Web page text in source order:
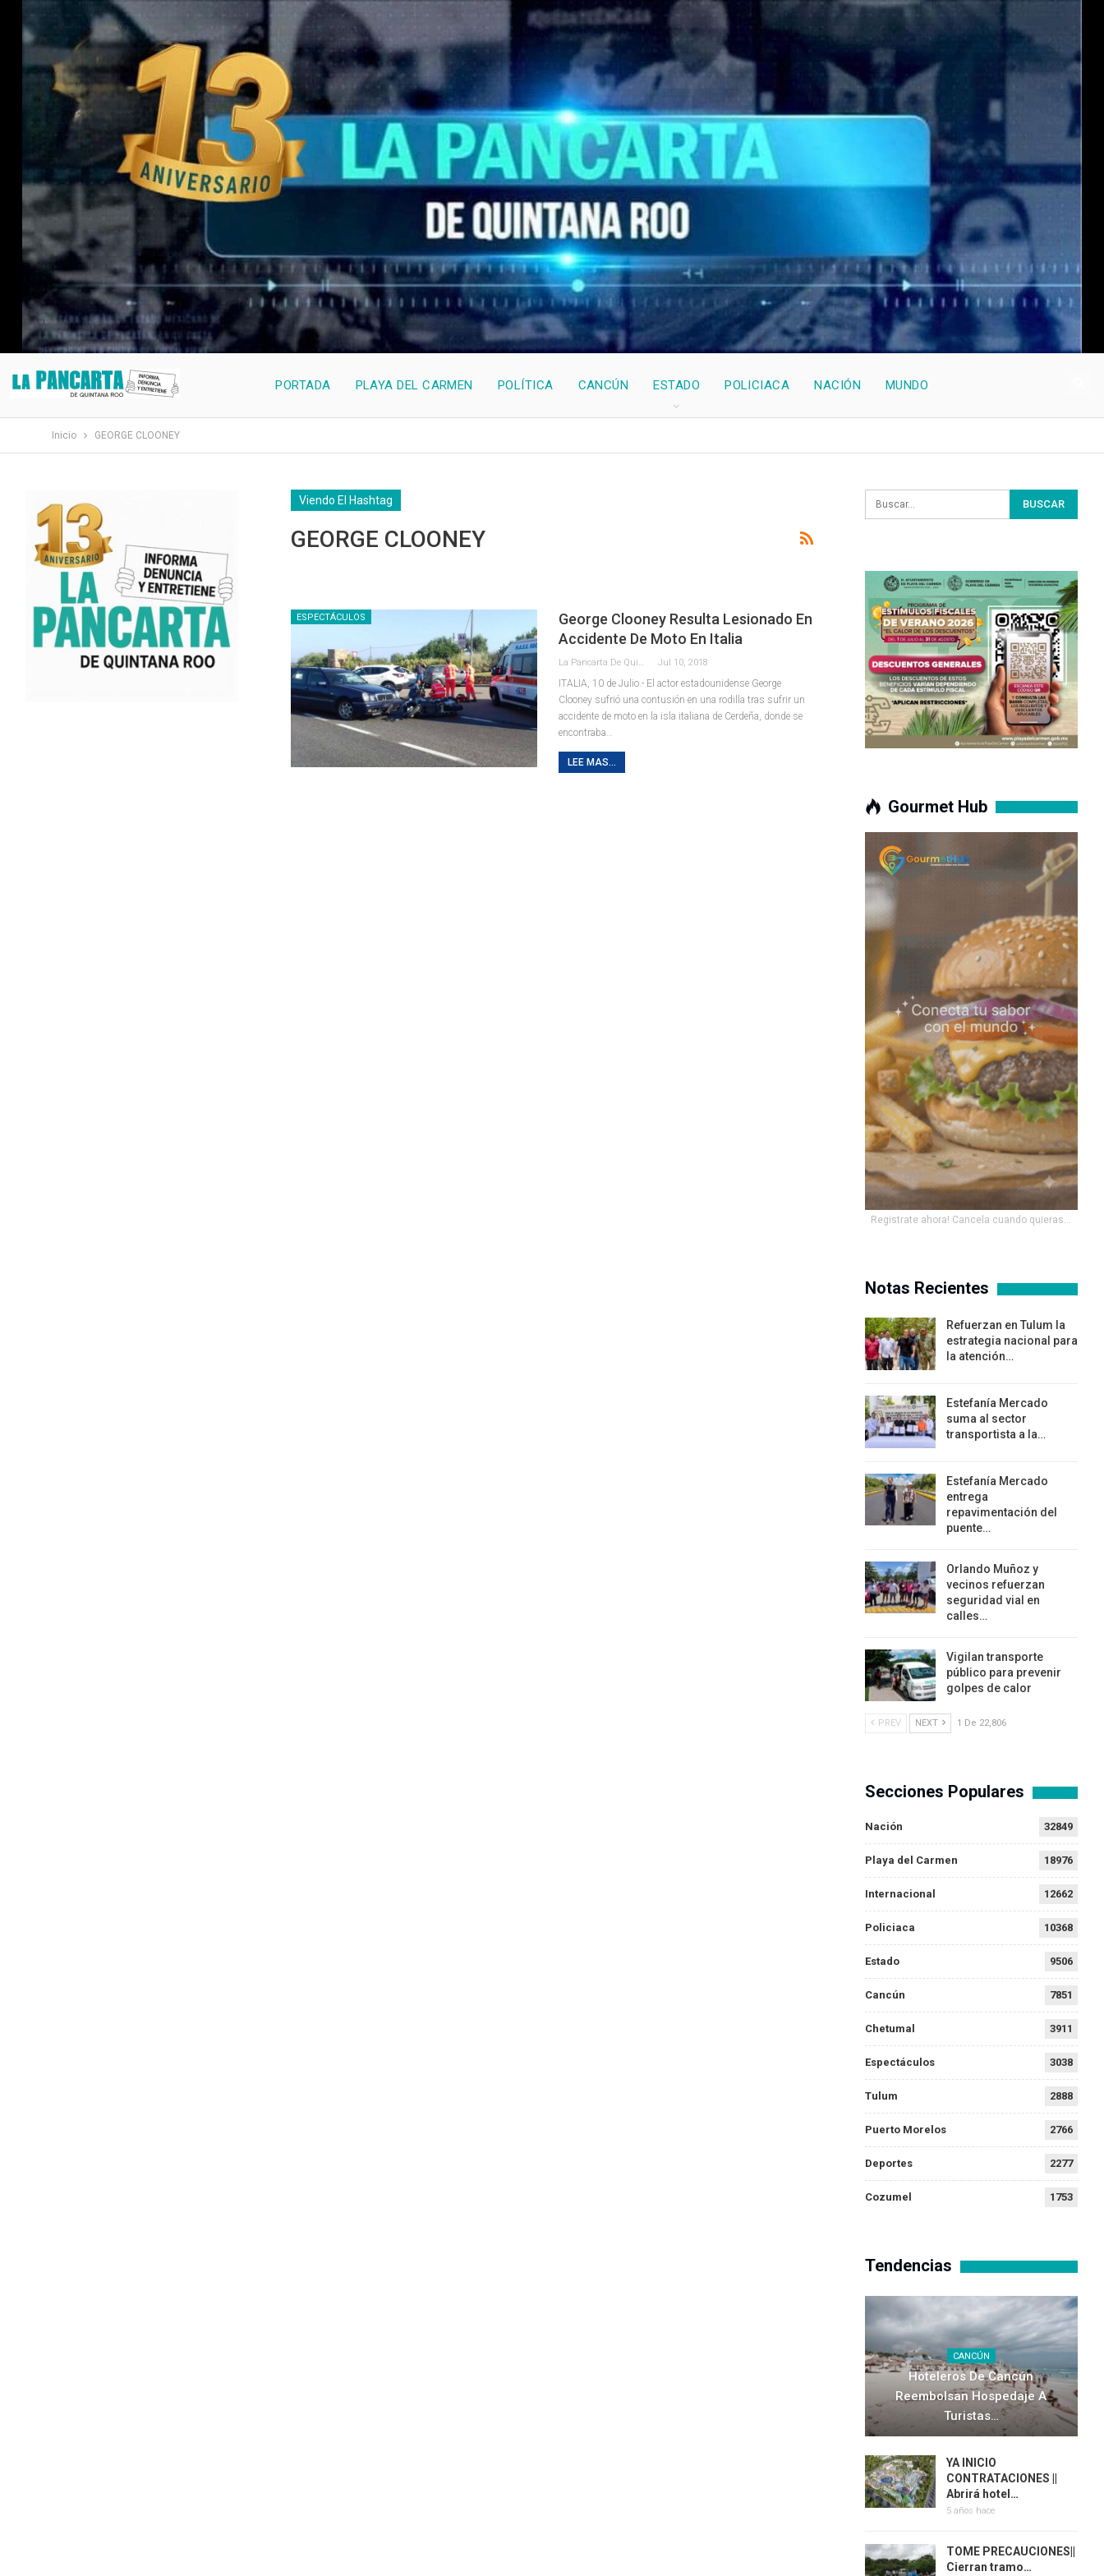
PORTADA PLAYA DEL CARMEN POLÍTICA CANCÚN ESTADO POLICIACA NACIÓN MUNDO
Inicio GEORGE CLOONEY
Viendo El Hashtag
GEORGE CLOONEY
ESPECTÁCULOS
George Clooney Resulta Lesionado En
Accidente De Moto En Italia
Jul 10, 2018
ITALIA, 10 de Julio.- El actor estadounidense George
Clooney sufrió una contusión en una rodilla tras sufrir un
accidente de moto en la isla italiana de Cerdeña, donde se
encontraba…
LEE MAS...
Gourmet Hub
Registrate ahora! Cancela cuando quieras...
Notas Recientes
Refuerzan en Tulum la
estrategia nacional para
la atención…
Estefanía Mercado
suma al sector
transportista a la…
Estefanía Mercado
entrega
repavimentación del
puente…
Orlando Muñoz y
vecinos refuerzan
seguridad vial en
calles…
Vigilan transporte
público para prevenir
golpes de calor
PREV NEXT 1 De 22,806
Secciones Populares
Nación 32849
Playa del Carmen 18976
Internacional 12662
Policiaca 10368
Estado 9506
Cancún 7851
Chetumal 3911
Espectáculos 3038
Tulum 2888
Puerto Morelos 2766
Deportes 2277
Cozumel 1753
Tendencias
CANCÚN
Hoteleros De Cancún
Reembolsan Hospedaje A
Turistas…
YA INICIO
CONTRATACIONES ||
Abrirá hotel…
5 años hace
TOME PRECAUCIONES||
Cierran tramo…